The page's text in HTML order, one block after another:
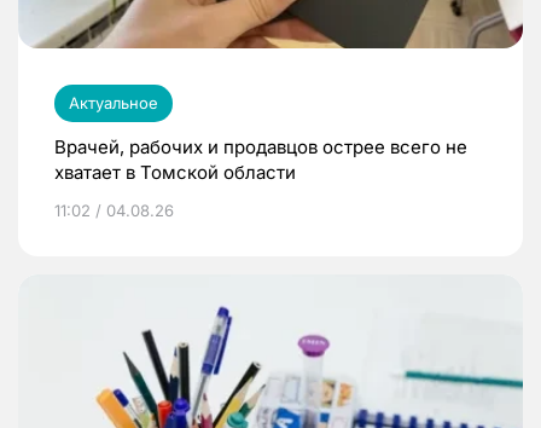
Актуальное
Врачей, рабочих и продавцов острее всего не
хватает в Томской области
11:02 / 04.08.26